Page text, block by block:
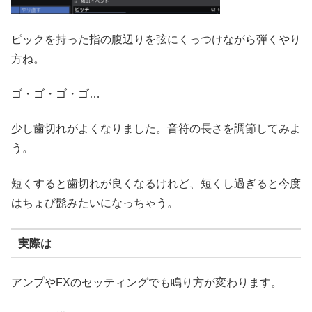
ピックを持った指の腹辺りを弦にくっつけながら弾くやり
方ね。
ゴ・ゴ・ゴ・ゴ…
少し歯切れがよくなりました。音符の長さを調節してみよ
う。
短くすると歯切れが良くなるけれど、短くし過ぎると今度
はちょび髭みたいになっちゃう。
実際は
アンプやFXのセッティングでも鳴り方が変わります。